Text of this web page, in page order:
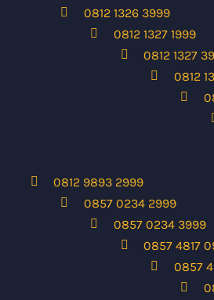
0812 1326 3999
0812 1327 1999
0812 1327
0812
0812 9893 2999
0857 0234 2999
0857 0234 3999
0857 4817
0857